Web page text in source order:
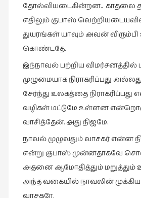
தோல்வியடைகின்றன.. காதலை
எதிலும் குபாஸ்
துயரங்கள் யாவும் அவன் விரும்பி
கொண்டதே.
இந்நாவல் பற்றிய
முழுமையாக நிராகரிப்பது
சேர்ந்து உலகத்தை
வழிகள் மட்டுமே உள்ளன
வாசித்தேன். அது நிஜமே.
நாவல் முழுவதும் வாசகர் என்ன
என்று குபாஸ் முன்னதாகவே
அதனை ஆமோதித்தும் மறுத்தும்
அந்த வகையில் நாவலின் முக்கிய